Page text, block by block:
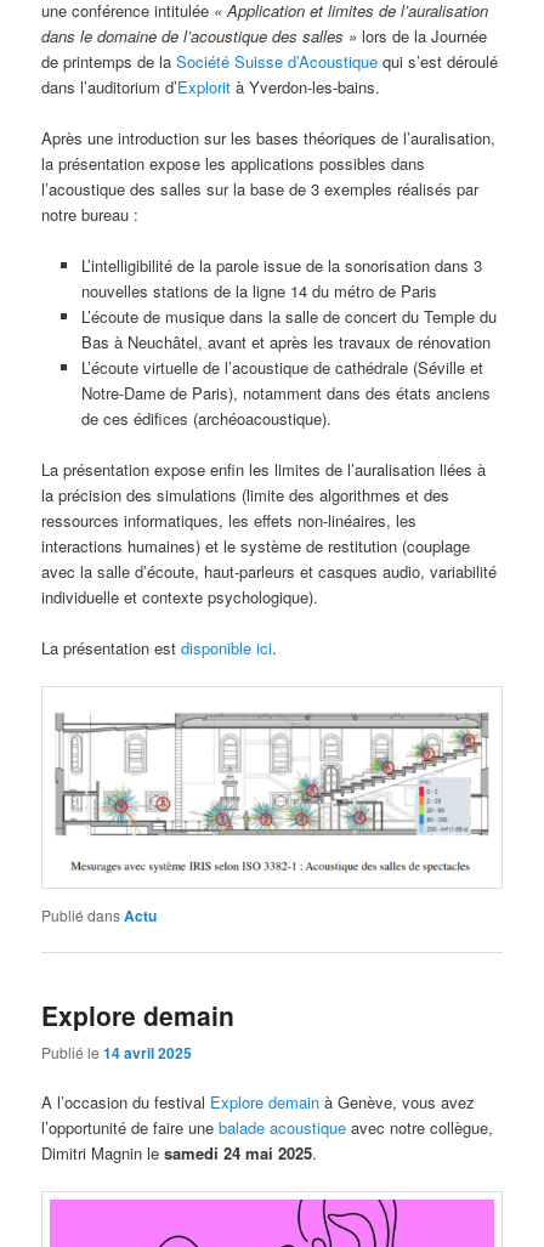
une conférence intitulée « Application et limites de l’auralisation
dans le domaine de l’acoustique des salles » lors de la Journée
de printemps de laSociété Suisse d’Acoustique qui s’est déroulé
dans l’auditorium d’Explorit à Yverdon-les-bains.
Après une introduction sur les bases théoriques de l’auralisation,
la présentation expose les applications possibles dans
l’acoustique des salles sur la base de 3 exemples réalisés par
notre bureau :
L’intelligibilité de la parole issue de la sonorisation dans 3
nouvelles stations de la ligne 14 du métro de Paris
L’écoute de musique dans la salle de concert du Temple du
Bas à Neuchâtel, avant et après les travaux de rénovation
L’écoute virtuelle de l’acoustique de cathédrale (Séville et
Notre-Dame de Paris), notamment dans des états anciens
de ces édifices (archéoacoustique).
La présentation expose enfin les limites de l’auralisation liées à
la précision des simulations (limite des algorithmes et des
ressources informatiques, les effets non-linéaires, les
interactions humaines) et le système de restitution (couplage
avec la salle d’écoute, haut-parleurs et casques audio, variabilité
individuelle et contexte psychologique).
La présentation estdisponible ici.
Publié dansActu
Explore demain
Publié le14 avril 2025
A l’occasion du festival Explore demain à Genève, vous avez
l’opportunité de faire unebalade acoustique avec notre collègue,
Dimitri Magnin lesamedi 24 mai 2025.